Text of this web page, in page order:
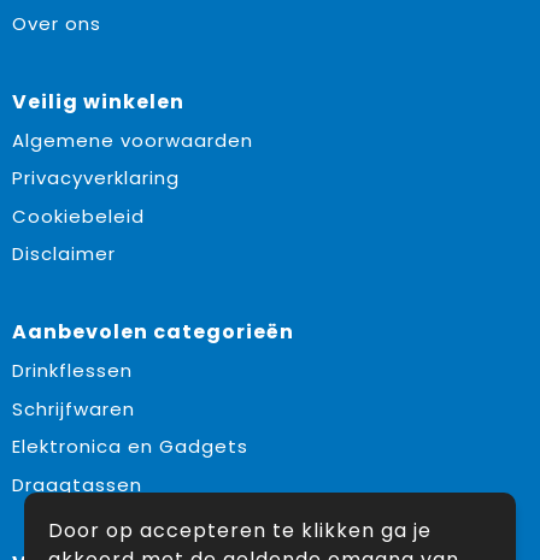
Over ons
Veilig winkelen
Algemene voorwaarden
Privacyverklaring
Cookiebeleid
Disclaimer
Aanbevolen categorieën
Drinkflessen
Schrijfwaren
Elektronica en Gadgets
Draagtassen
Door op accepteren te klikken ga je